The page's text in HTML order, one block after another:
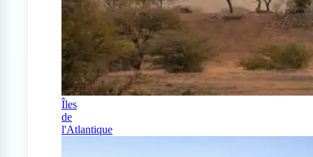
Îles
de
l'Atlantique